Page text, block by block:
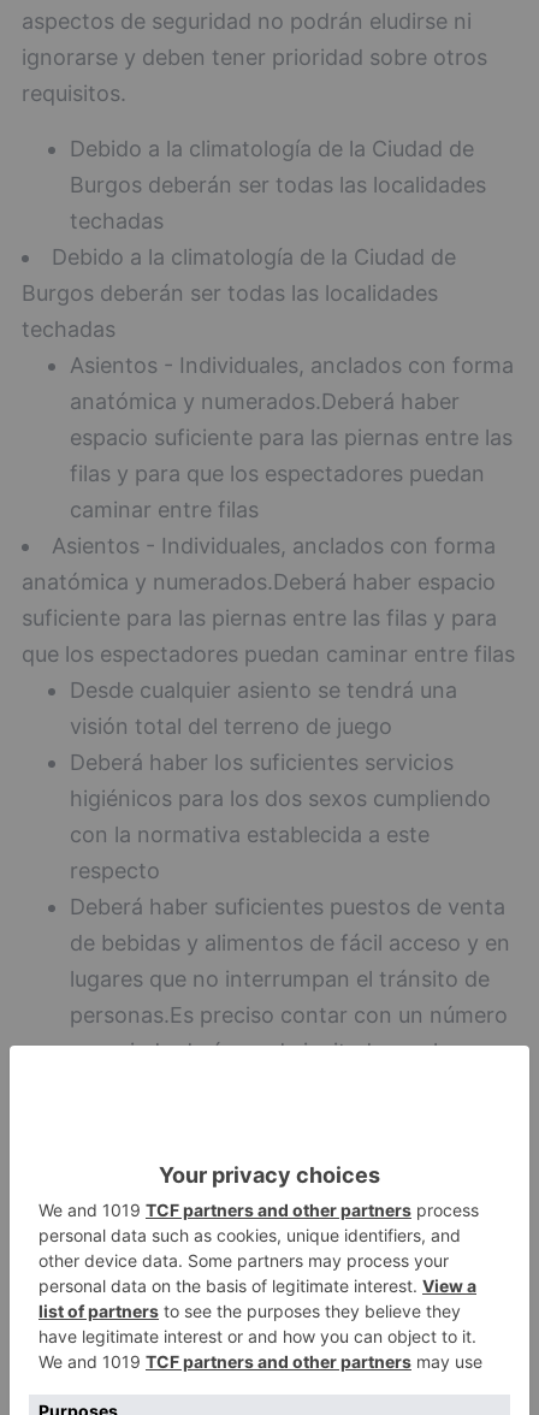
aspectos de seguridad no podrán eludirse ni
ignorarse y deben tener prioridad sobre otros
requisitos.
Debido a la climatología de la Ciudad de
Burgos deberán ser todas las localidades
techadas
Debido a la climatología de la Ciudad de
Burgos deberán ser todas las localidades
techadas
Asientos - Individuales, anclados con forma
anatómica y numerados.Deberá haber
espacio suficiente para las piernas entre las
filas y para que los espectadores puedan
caminar entre filas
Asientos - Individuales, anclados con forma
anatómica y numerados.Deberá haber espacio
suficiente para las piernas entre las filas y para
que los espectadores puedan caminar entre filas
Desde cualquier asiento se tendrá una
visión total del terreno de juego
Deberá haber los suficientes servicios
higiénicos para los dos sexos cumpliendo
con la normativa establecida a este
respecto
Deberá haber suficientes puestos de venta
de bebidas y alimentos de fácil acceso y en
lugares que no interrumpan el tránsito de
personas.Es preciso contar con un número
apropiado de áreas de invitados, palcos
Deberá haber los suficientes servicios
higiénicos para los dos sexos cumpliendo con la
normativa establecida a este respecto
Deberá haber suficientes puestos de venta
de bebidas y alimentos de fácil acceso y en
lugares que no interrumpan el tránsito de